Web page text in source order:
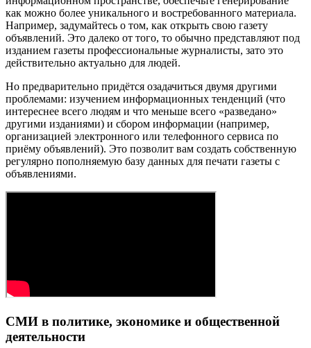
как можно более уникального и востребованного материала.
Например, задумайтесь о том, как открыть свою газету
объявлений. Это далеко от того, то обычно представляют под
изданием газеты профессиональные журналисты, зато это
действительно актуально для людей.
Но предварительно придётся озадачиться двумя другими
проблемами: изучением информационных тенденций (что
интереснее всего людям и что меньше всего «разведано»
другими изданиями) и сбором информации (например,
организацией электронного или телефонного сервиса по
приёму объявлений). Это позволит вам создать собственную
регулярно пополняемую базу данных для печати газеты с
объявлениями.
СМИ в политике, экономике и общественной
деятельности